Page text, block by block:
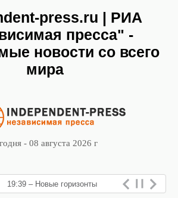
press.ru | РИА
пресса" -
новости со всего
мира
- 08 августа 2026 г
19:39 – Новые горизонты